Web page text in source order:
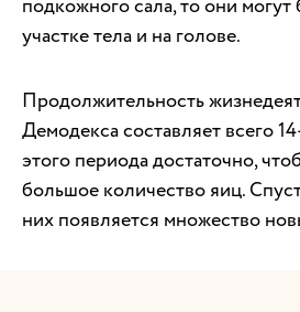
подкожного сала, то они
участке тела и на голове.
Продолжительность
Демодекса составляет всего
этого периода достаточно,
большое количество яиц.
них появляется множество